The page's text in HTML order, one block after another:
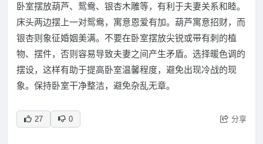
卧室摆放葫芦、鸳鸯、银杏木雕等，有利于夫妻关系和睦。
床头两边摆上一对鸳鸯，寓意恩爱有加。葫芦寓意招财，而
银杏则象征婚姻美满。不要在卧室摆放尖锐或带有刺的植
物、摆件，否则容易导致夫妻之间产生矛盾。选择暖色调的
摆设，这样有助于提高卧室温馨程度，避免出现冷战的现
象。保持卧室干净整洁，避免杂乱无章。
27 0 分享